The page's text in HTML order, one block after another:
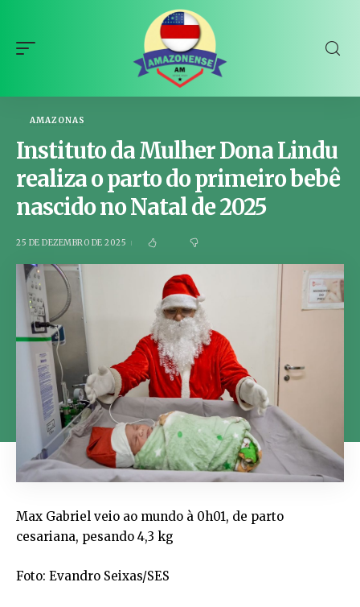
AMAZONAS
Instituto da Mulher Dona Lindu
realiza o parto do primeiro bebê
nascido no Natal de 2025
25 DE DEZEMBRO DE 2025
Max Gabriel veio ao mundo à 0h01, de parto
cesariana, pesando 4,3 kg
Foto: Evandro Seixas/SES